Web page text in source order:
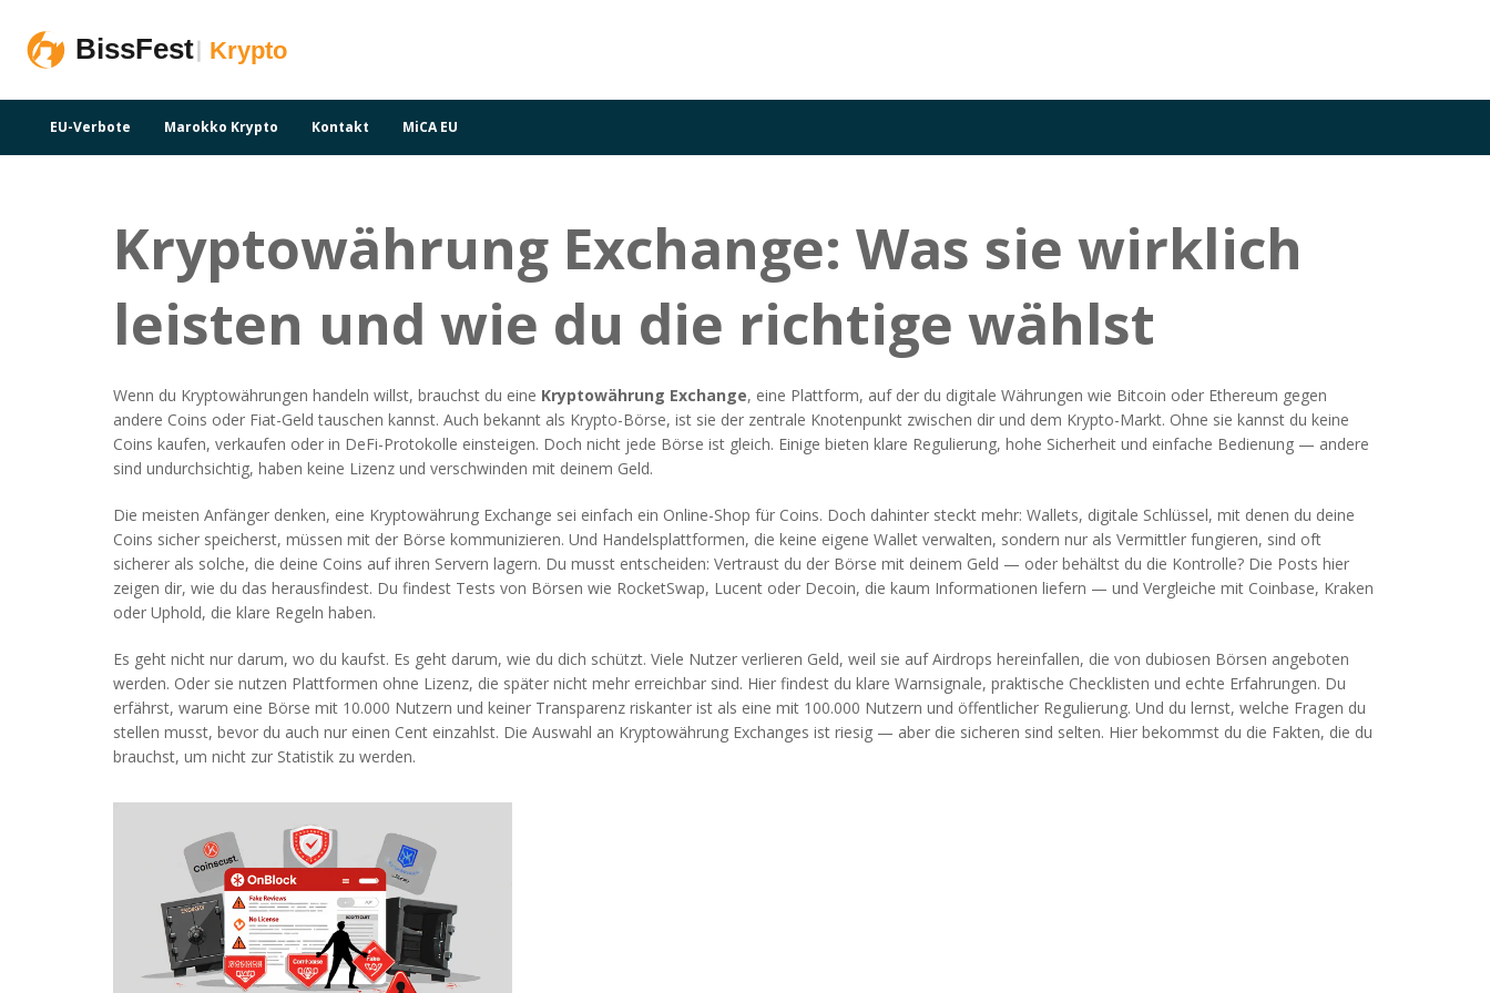
EU-Verbote Marokko Krypto Kontakt MiCA EU
Kryptowährung Exchange: Was sie wirklich
leisten und wie du die richtige wählst
Wenn du Kryptowährungen handeln willst, brauchst du eine Kryptowährung Exchange, eine Plattform, auf der du digitale Währungen wie Bitcoin oder Ethereum gegen
andere Coins oder Fiat-Geld tauschen kannst. Auch bekannt als Krypto-Börse, ist sie der zentrale Knotenpunkt zwischen dir und dem Krypto-Markt. Ohne sie kannst du keine
Coins kaufen, verkaufen oder in DeFi-Protokolle einsteigen. Doch nicht jede Börse ist gleich. Einige bieten klare Regulierung, hohe Sicherheit und einfache Bedienung — andere
sind undurchsichtig, haben keine Lizenz und verschwinden mit deinem Geld.
Die meisten Anfänger denken, eine Kryptowährung Exchange sei einfach ein Online-Shop für Coins. Doch dahinter steckt mehr: Wallets, digitale Schlüssel, mit denen du deine
Coins sicher speicherst, müssen mit der Börse kommunizieren. Und Handelsplattformen, die keine eigene Wallet verwalten, sondern nur als Vermittler fungieren, sind oft
sicherer als solche, die deine Coins auf ihren Servern lagern. Du musst entscheiden: Vertraust du der Börse mit deinem Geld — oder behältst du die Kontrolle? Die Posts hier
zeigen dir, wie du das herausfindest. Du findest Tests von Börsen wie RocketSwap, Lucent oder Decoin, die kaum Informationen liefern — und Vergleiche mit Coinbase, Kraken
oder Uphold, die klare Regeln haben.
Es geht nicht nur darum, wo du kaufst. Es geht darum, wie du dich schützt. Viele Nutzer verlieren Geld, weil sie auf Airdrops hereinfallen, die von dubiosen Börsen angeboten
werden. Oder sie nutzen Plattformen ohne Lizenz, die später nicht mehr erreichbar sind. Hier findest du klare Warnsignale, praktische Checklisten und echte Erfahrungen. Du
erfährst, warum eine Börse mit 10.000 Nutzern und keiner Transparenz riskanter ist als eine mit 100.000 Nutzern und öffentlicher Regulierung. Und du lernst, welche Fragen du
stellen musst, bevor du auch nur einen Cent einzahlst. Die Auswahl an Kryptowährung Exchanges ist riesig — aber die sicheren sind selten. Hier bekommst du die Fakten, die du
brauchst, um nicht zur Statistik zu werden.